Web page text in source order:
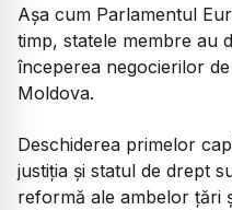
Așa cum Parlamentul
timp, statele membre au
începerea negocierilor
Moldova.
Deschiderea primelor
justiția și statul de drept
reformă ale ambelor țări